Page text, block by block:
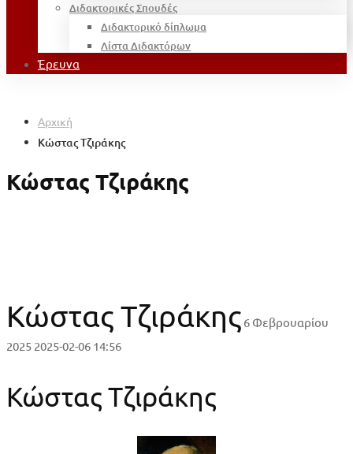
Διδακτορικές Σπουδές
Διδακτορικό δίπλωμα
Λίστα Διδακτόρων
Έρευνα
Αρχική
Κώστας Τζιράκης
Κώστας Τζιράκης
Κώστας Τζιράκης 6 Φεβρουαρίου
2025 2025-02-06 14:56
Κώστας Τζιράκης